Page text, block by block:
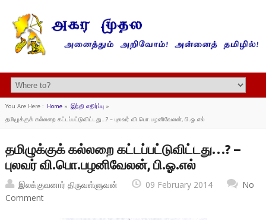
You Are Here : Home» இந்தி எதிர்ப்பு»
தமிழுக்குக் கல்லறை கட்டப்பட்டுவிட்டது…? – புலவர் வி.பொ.பழனிவேலன், பி.ஓ.எல்
தமிழுக்குக் கல்லறை கட்டப்பட்டுவிட்டது…? –
புலவர் வி.பொ.பழனிவேலன், பி.ஓ.எல்
இலக்குவனார் திருவள்ளுவன் 09 February 2014
No
Comment